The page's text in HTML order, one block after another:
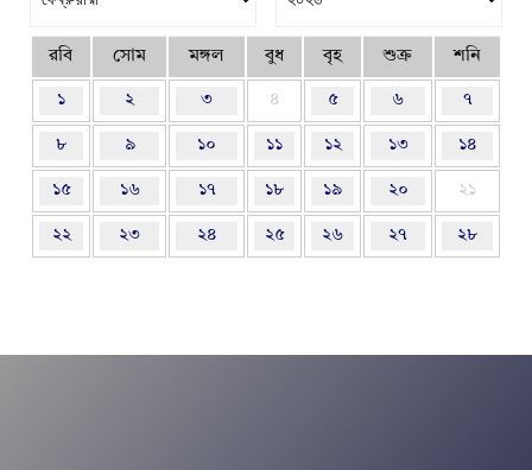
রবি সোম মঙ্গল বুধ বৃহ শুক্র শনি
১ ২ ৩ ৪ ৫ ৬ ৭
৮ ৯ ১০ ১১ ১২ ১৩ ১৪
১৫ ১৬ ১৭ ১৮ ১৯ ২০ ২১
২২ ২৩ ২৪ ২৫ ২৬ ২৭ ২৮